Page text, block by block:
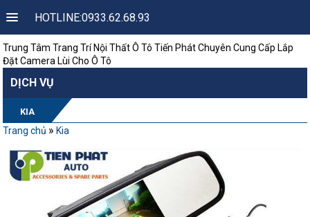
HOTLINE:0933.62.68.93
Trung Tâm Trang Trí Nội Thất Ô Tô Tiến Phát Chuyên Cung Cấp Lắp
Đặt Camera Lùi Cho Ô Tô
DỊCH VỤ
KIA
Trang chủ » Kia